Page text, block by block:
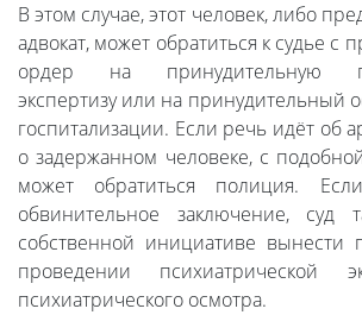
В этом случае, этот человек, либо
адвокат, может обратиться к судье с
ордер на принудительную
экспертизу или на принудительный
госпитализации. Если речь идёт об
о задержанном человеке, с
может обратиться полиция.
обвинительное заключение, суд
собственной инициативе вынести
проведении психиатрической
психиатрического осмотра.